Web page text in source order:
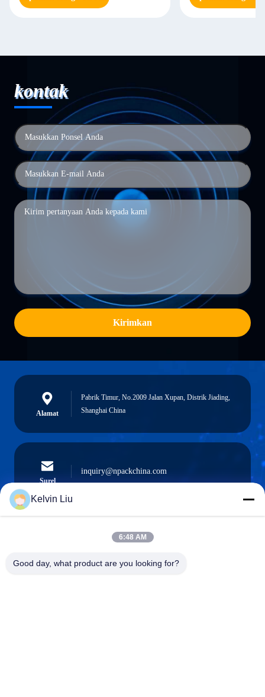
kontak
Kirimkan
Alamat
Pabrik Timur, No.2009 Jalan Xupan, Distrik Jiading,
Shanghai China
Surel
inquiry@npackchina.com
0086-21-66035560
Kelvin Liu
6:48 AM
Good day, what product are you looking for?